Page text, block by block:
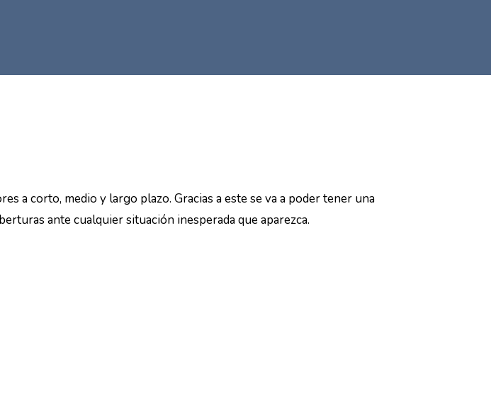
a corto, medio y largo plazo. Gracias a este se va a poder tener una
ante cualquier situación inesperada que aparezca.